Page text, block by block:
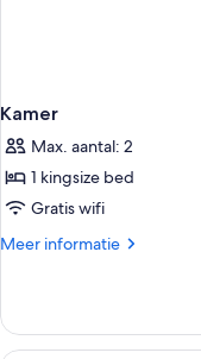
Kamer
Max. aantal: 2
1 kingsize bed
Gratis wifi
Meer informatie
Meer